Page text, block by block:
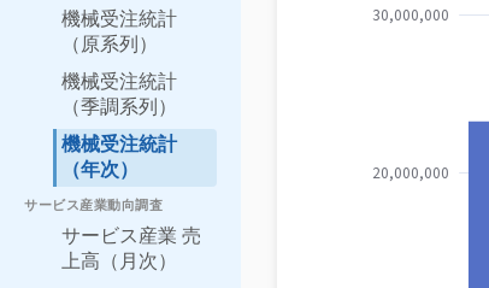
機械受注統計
（原系列）
機械受注統計
（季調系列）
機械受注統計
（年次）
サービス産業動向調査
サービス産業 売
上高（月次）